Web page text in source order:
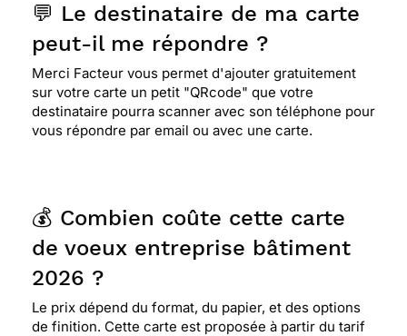
💬 Le destinataire de ma carte
peut-il me répondre ?
Merci Facteur vous permet d'ajouter gratuitement
sur votre carte un petit "QRcode" que votre
destinataire pourra scanner avec son téléphone pour
vous répondre par email ou avec une carte.
💰 Combien coûte cette carte
de voeux entreprise bâtiment
2026 ?
Le prix dépend du format, du papier, et des options
de finition. Cette carte est proposée à partir du tarif